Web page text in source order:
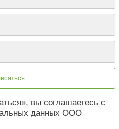
вы соглашаетесь с
данных ООО